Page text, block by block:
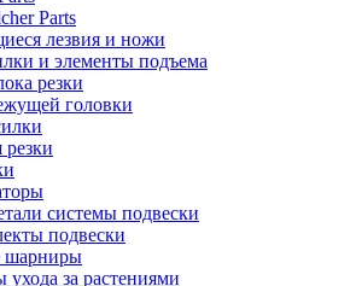
Parts
лезвия и ножи
и элементы подъема
резки
головки
системы подвески
подвески
ухода за растениями